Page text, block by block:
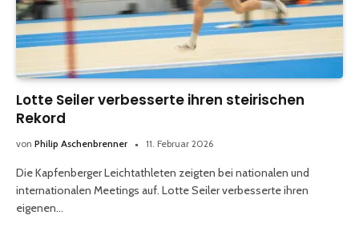
Lotte Seiler verbesserte ihren steirischen
Rekord
von Philip Aschenbrenner 11. Februar 2026
Die Kapfenberger Leichtathleten zeigten bei nationalen und
internationalen Meetings auf. Lotte Seiler verbesserte ihren
eigenen…